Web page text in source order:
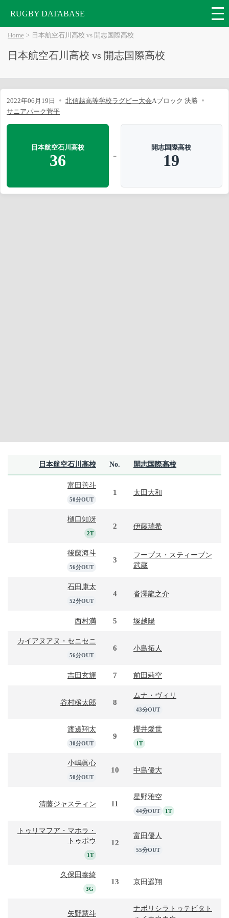
RUGBY DATABASE
Home 日本航空石川高校 vs 開志国際高校
日本航空石川高校 vs 開志国際高校
2022年06月19日 北信越高等学校ラグビー大会Aブロック 決勝
サニアパーク菅平
日本航空石川高校
36 -
開志国際高校
19
日本航空石川高校 No. 開志国際高校
富田善斗
50分OUT
1 太田大和
樋口知冴
2T
2 伊藤瑞希
後藤海斗
56分OUT
3
フープス・スティーブン
武蔵
石田康太
52分OUT
4 沓澤龍之介
西村満 5 塚越陽
カイアヌアヌ・セニセニ
56分OUT
6 小島拓人
吉田玄輝 7 前田莉空
谷村穣太郎 8
ムナ・ヴィリ
43分OUT
渡邊翔太
30分OUT
9
櫻井愛世
1T
小嶋眞心
50分OUT
10 中島優大
清藤ジャスティン 11
星野雅空
44分OUT 1T
トゥリマフア・マホラ・
トゥポウ
1T
12
富田優人
55分OUT
久保田泰綺
3G
13 京田遥翔
矢野慧斗
ナボリシラトゥテビタト